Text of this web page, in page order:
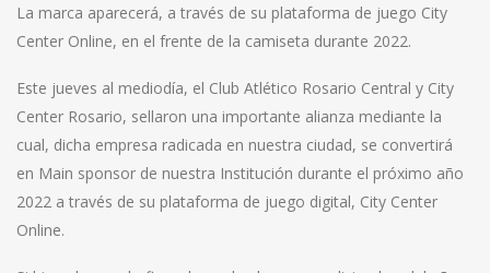
La marca aparecerá, a través de su plataforma de juego City
Center Online, en el frente de la camiseta durante 2022.
Este jueves al mediodía, el Club Atlético Rosario Central y City
Center Rosario, sellaron una importante alianza mediante la
cual, dicha empresa radicada en nuestra ciudad, se convertirá
en Main sponsor de nuestra Institución durante el próximo año
2022 a través de su plataforma de juego digital, City Center
Online.